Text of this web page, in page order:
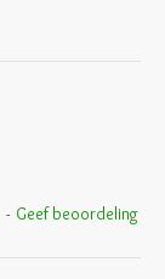
- Geef beoordeling